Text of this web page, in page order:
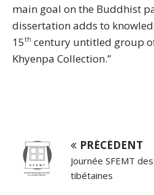
main goal on the Buddhist
dissertation adds to
15th century untitled group
Khyenpa Collection.”
PRÉCÉDENT
Journée SFEMT
tibétaines